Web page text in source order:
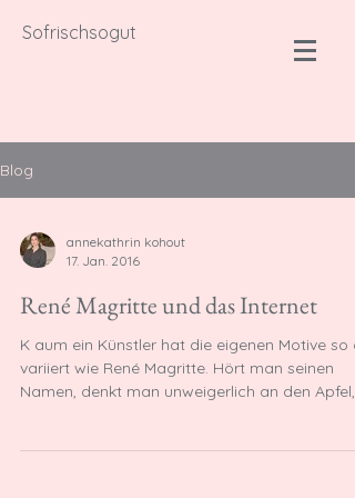
Sofrischsogut
Blog
annekathrin kohout
17. Jan. 2016
René Magritte und das Internet
K aum ein Künstler hat die eigenen Motive so
variiert wie René Magritte. Hört man seinen
Namen, denkt man unweigerlich an den Apfel,...